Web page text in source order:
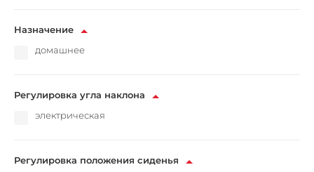
Назначение
домашнее
Регулировка угла наклона
электрическая
Регулировка положения сиденья